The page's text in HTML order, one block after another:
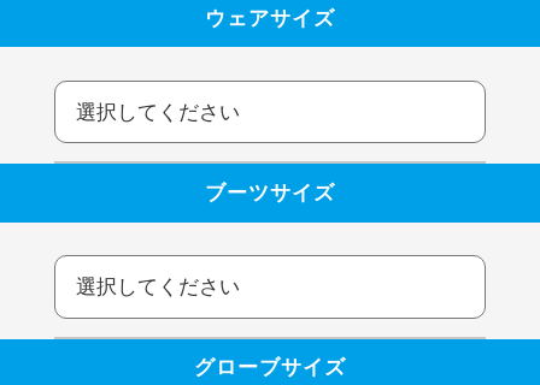
ウェアサイズ
ブーツサイズ
グローブサイズ